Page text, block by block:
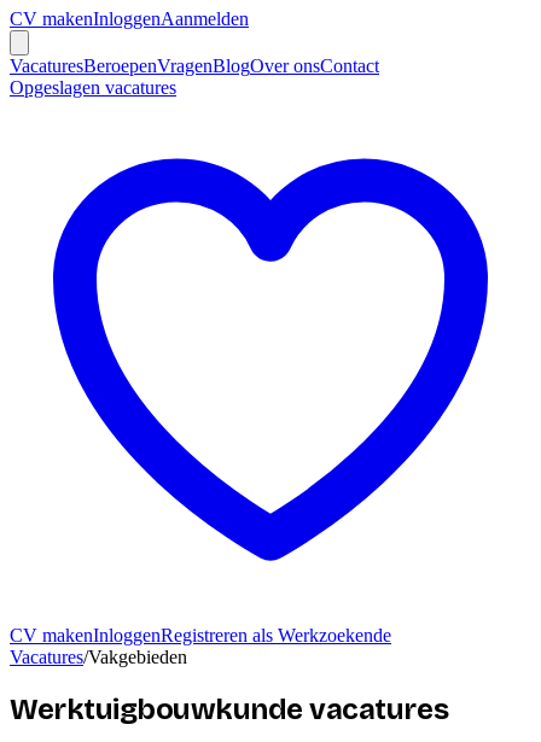
CV makenInloggenAanmelden
VacaturesBeroepenVragenBlogOver onsContact
Opgeslagen vacatures
CV makenInloggenRegistreren als Werkzoekende
Vacatures/Vakgebieden
Werktuigbouwkunde vacatures